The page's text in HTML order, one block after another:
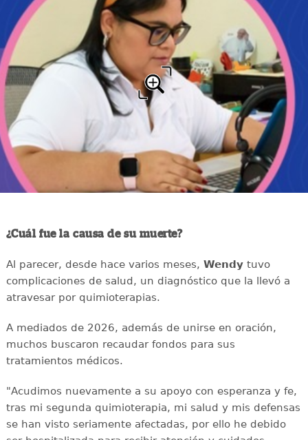
¿Cuál fue la causa de su muerte?
Al parecer, desde hace varios meses, Wendytuvo
complicaciones de salud, un diagnóstico que la llevó a
atravesar por quimioterapias.
A mediados de 2026, además de unirse en oración,
muchos buscaron recaudar fondos para sus
tratamientos médicos.
"Acudimos nuevamente a su apoyo con esperanza y fe,
tras mi segunda quimioterapia, mi salud y mis defensas
se han visto seriamente afectadas, por ello he debido